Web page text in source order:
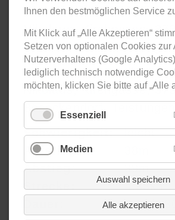
Start:
Kath. Filialkirche
Nikolaus, Kirchgasse,
Böseckendorf, Teistungen
Ziel:
Kath. Filialkirche
Nikolaus, Kirchgasse,
Böseckendorf, Teistungen
Schwierigkeit:
leicht
Aufstieg:
Abstieg:
39m
Strecke:
4,33km
3 Std.
Ihnen den bestmöglichen Service
Mit Klick auf „Alle Akzeptieren“
Setzen von optionalen Cookies zur
Nutzerverhaltens (Google
lediglich technisch notwendige
möchten, klicken Sie bitte auf „Alle
Essenziell
Medien
Auswahl speichern
Alle akzeptieren